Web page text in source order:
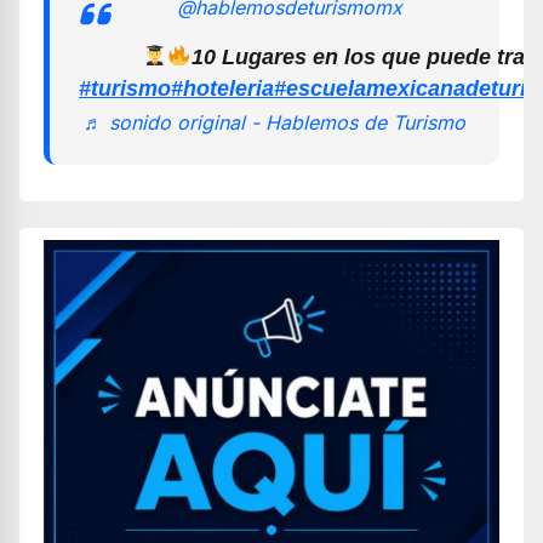
@hablemosdeturismomx
10 Lugares en los que puede
#turismo#hoteleria
♬ sonido original - Hablemos de Turismo